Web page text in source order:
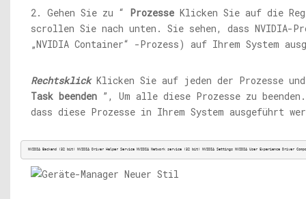
2. Gehen Sie zu “ Prozesse Klicken Sie auf die
scrollen Sie nach unten. Sie sehen, dass NVIDIA-
„NVIDIA Container“ -Prozess) auf Ihrem System
Rechtsklick Klicken Sie auf jeden der Prozesse
Task beenden ”, Um alle diese Prozesse zu
dass diese Prozesse in Ihrem System ausgeführt
NVIDIA Backend (32 bit) NVIDIA Driver Helper Service NVIDIA Network service (32 bit) NVIDIA Settings NVIDIA User Experience Driver